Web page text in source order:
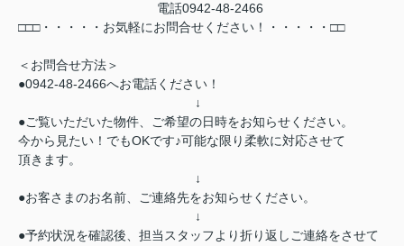
電話0942-48-2466
□□□・・・・・お気軽にお問合せください！・・・・・□□
＜お問合せ方法＞
●0942-48-2466へお電話ください！
↓
●ご覧いただいた物件、ご希望の日時をお知らせください。
今から見たい！でもOKです♪可能な限り柔軟に対応させて
頂きます。
↓
●お客さまのお名前、ご連絡先をお知らせください。
↓
●予約状況を確認後、担当スタッフより折り返しご連絡をさせて